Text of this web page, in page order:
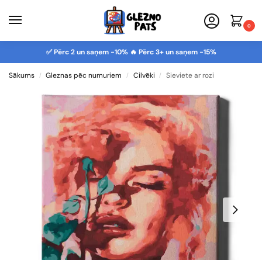
0
✅ Pērc 2 un saņem -10% 🔥 Pērc 3+ un saņem -15%
Sākums / Gleznas pēc numuriem / Cilvēki / Sieviete ar rozi